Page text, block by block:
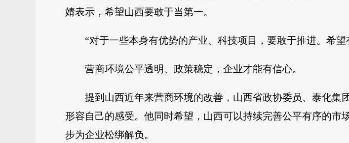
婧表示，希望山西要敢于当第一。
“对于一些本身有优势的产业、科技项目，要敢于推进。希
营商环境公平透明、政策稳定，企业才能有信心。
提到山西近年来营商环境的改善，山西省政协委员、泰化集
形容自己的感受。他同时希望，山西可以持续完善公平有序的
步为企业松绑解负。